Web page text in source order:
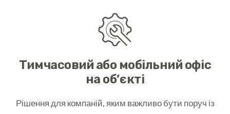
Тимчасовий або мобільний офіс
на об’єкті
Рішення для компаній, яким важливо бути поруч із